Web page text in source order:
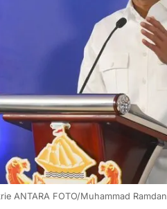
ANTARA FOTO/Muhammad Ramdan